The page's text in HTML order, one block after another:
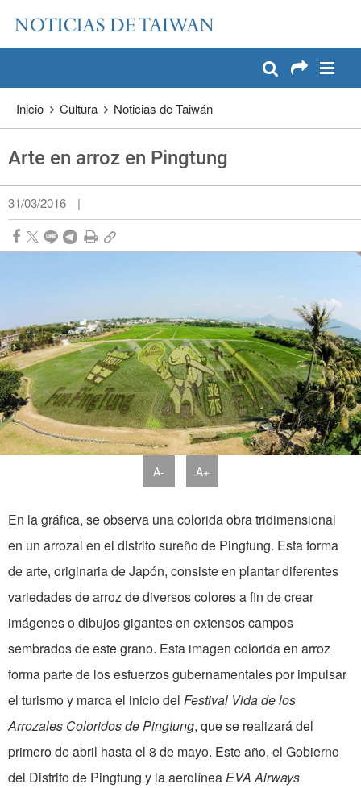
Pase a contenido principal
Inicio Cultura Noticias de Taiwán
Arte en arroz en Pingtung
31/03/2016 |
A- A+
En la gráfica, se observa una colorida obra tridimensional
en un arrozal en el distrito sureño de Pingtung. Esta forma
de arte, originaria de Japón, consiste en plantar diferentes
variedades de arroz de diversos colores a fin de crear
imágenes o dibujos gigantes en extensos campos
sembrados de este grano. Esta imagen colorida en arroz
forma parte de los esfuerzos gubernamentales por impulsar
el turismo y marca el inicio del Festival Vida de los
Arrozales Coloridos de Pingtung, que se realizará del
primero de abril hasta el 8 de mayo. Este año, el Gobierno
del Distrito de Pingtung y la aerolíneaEVA Airways